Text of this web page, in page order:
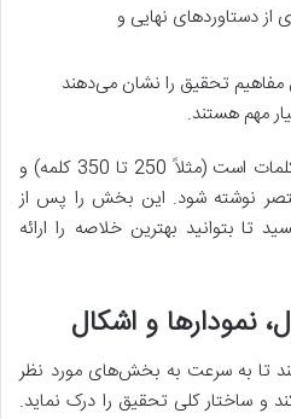
از دستاوردهای نهایی و
مفاهیم تحقیق را نشان می‌دهند
مهم هستند.
چکیده معمولاً دارای محدودیت کلمات است (مثلاً 250 تا 350 کلمه) و
نوشته شود. این بخش را پس از
تا بتوانید بهترین خلاصه را ارائه
نمودارها و اشکال
تا به سرعت به بخش‌های مورد نظر
و ساختار کلی تحقیق را درک نماید.